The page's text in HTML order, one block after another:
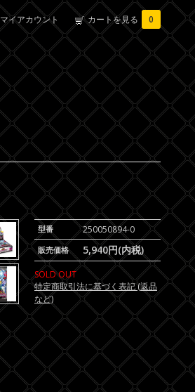
マイアカウント カートを見る 0
型番 250050894-0
販売価格 5,940円(内税)
SOLD OUT
特定商取引法に基づく表記 (返品
など)